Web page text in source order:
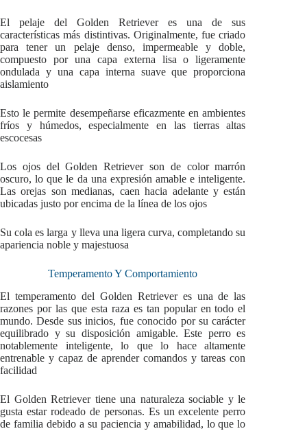
El pelaje del Golden Retriever es una de sus
características más distintivas. Originalmente, fue criado
para tener un pelaje denso, impermeable y doble,
compuesto por una capa externa lisa o ligeramente
ondulada y una capa interna suave que proporciona
aislamiento
Esto le permite desempeñarse eficazmente en ambientes
fríos y húmedos, especialmente en las tierras altas
escocesas
Los ojos del Golden Retriever son de color marrón
oscuro, lo que le da una expresión amable e inteligente.
Las orejas son medianas, caen hacia adelante y están
ubicadas justo por encima de la línea de los ojos
Su cola es larga y lleva una ligera curva, completando su
apariencia noble y majestuosa
Temperamento Y Comportamiento
El temperamento del Golden Retriever es una de las
razones por las que esta raza es tan popular en todo el
mundo. Desde sus inicios, fue conocido por su carácter
equilibrado y su disposición amigable. Este perro es
notablemente inteligente, lo que lo hace altamente
entrenable y capaz de aprender comandos y tareas con
facilidad
El Golden Retriever tiene una naturaleza sociable y le
gusta estar rodeado de personas. Es un excelente perro
de familia debido a su paciencia y amabilidad, lo que lo